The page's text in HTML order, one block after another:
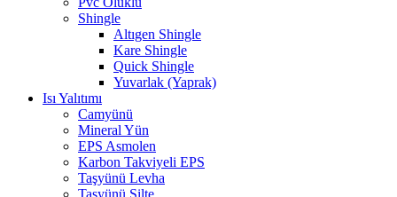
Shingle
Altıgen Shingle
Kare Shingle
Quick Shingle
Yuvarlak (Yaprak)
Isı Yalıtımı
Camyünü
Mineral Yün
EPS Asmolen
Karbon Takviyeli EPS
Taşyünü Levha
Taşyünü Şilte